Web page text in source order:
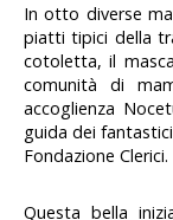
In otto diverse
piatti tipici della
cotoletta, il
comunità di
accoglienza
guida dei
Fondazione Clerici.
Questa bella